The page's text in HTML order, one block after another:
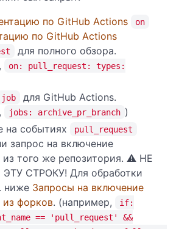
по GitHub Actions on
по GitHub Actions
для полного обзора.
on: pull_request: types:
job
для GitHub Actions.
jobs: archive_pr_branch )
на событиях
pull_request
запрос на включение
из того же репозитория. ⚠️ НЕ
СТРОКУ! Для обработки
ниже Запросы на включение
из форков. (например,
if:
== 'pull_request' &&